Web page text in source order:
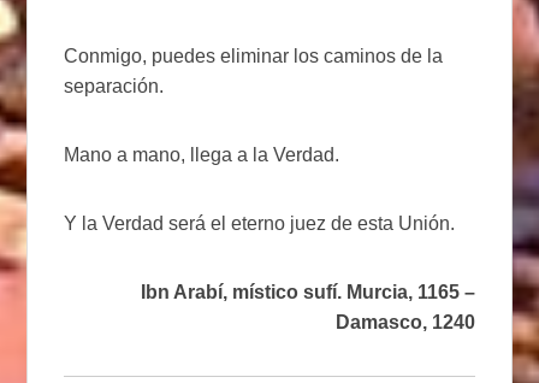
Conmigo, puedes eliminar los caminos de la
separación.
Mano a mano, llega a la Verdad.
Y la Verdad será el eterno juez de esta Unión.
Ibn Arabí, místico sufí. Murcia, 1165 –
Damasco, 1240